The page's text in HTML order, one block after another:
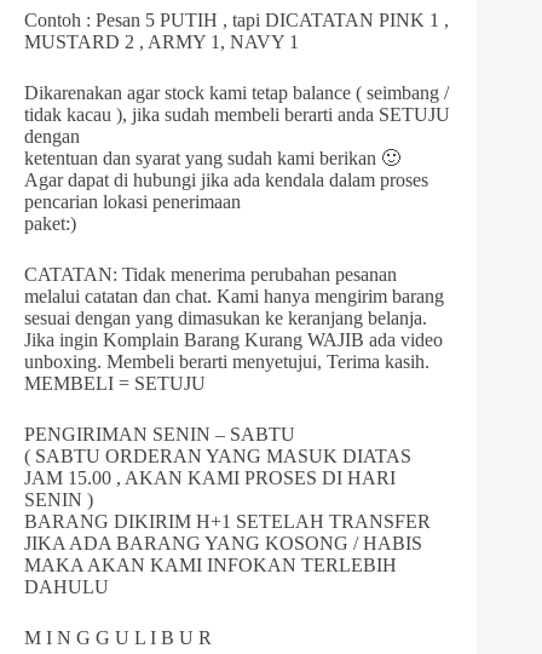
Contoh : Pesan 5 PUTIH , tapi DICATATAN PINK 1 ,
MUSTARD 2 , ARMY 1, NAVY 1
Dikarenakan agar stock kami tetap balance ( seimbang /
tidak kacau ), jika sudah membeli berarti anda SETUJU
dengan
ketentuan dan syarat yang sudah kami berikan 🙂
Agar dapat di hubungi jika ada kendala dalam proses
pencarian lokasi penerimaan
paket:)
CATATAN: Tidak menerima perubahan pesanan
melalui catatan dan chat. Kami hanya mengirim barang
sesuai dengan yang dimasukan ke keranjang belanja.
Jika ingin Komplain Barang Kurang WAJIB ada video
unboxing. Membeli berarti menyetujui, Terima kasih.
MEMBELI = SETUJU
PENGIRIMAN SENIN – SABTU
( SABTU ORDERAN YANG MASUK DIATAS
JAM 15.00 , AKAN KAMI PROSES DI HARI
SENIN )
BARANG DIKIRIM H+1 SETELAH TRANSFER
JIKA ADA BARANG YANG KOSONG / HABIS
MAKA AKAN KAMI INFOKAN TERLEBIH
DAHULU
M I N G G U L I B U R